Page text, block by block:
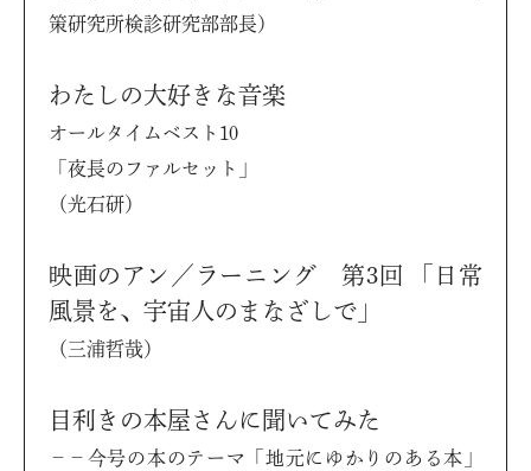
策研究所検診研究部部長）
わたしの大好きな音楽
オールタイムベスト10
「夜長のファルセット」
（光石研）
映画のアン／ラーニング 第3回 「日常
風景を、宇宙人のまなざしで」
（三浦哲哉）
目利きの本屋さんに聞いてみた
－－今号の本のテーマ「地元にゆかりのある本」